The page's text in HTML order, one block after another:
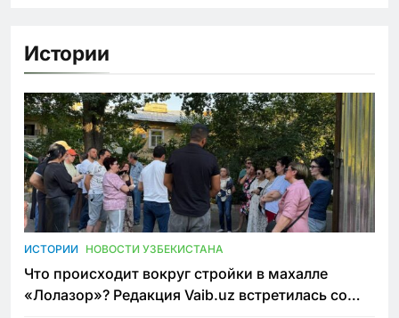
Истории
ИСТОРИИ НОВОСТИ УЗБЕКИСТАНА
Что происходит вокруг стройки в махалле
«Лолазор»? Редакция Vaib.uz встретилась со